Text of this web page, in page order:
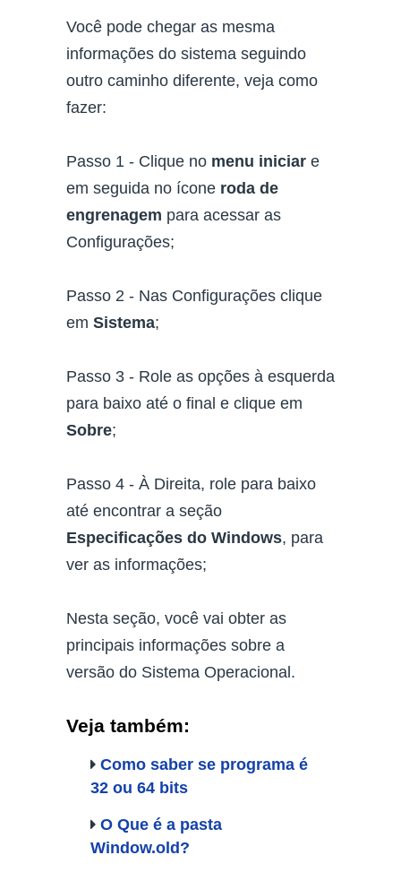
Você pode chegar as mesma
informações do sistema seguindo
outro caminho diferente, veja como
fazer:
Passo 1 - Clique no menu iniciar e
em seguida no ícone roda de
engrenagem para acessar as
Configurações;
Passo 2 - Nas Configurações clique
em Sistema;
Passo 3 - Role as opções à esquerda
para baixo até o final e clique em
Sobre;
Passo 4 - À Direita, role para baixo
até encontrar a seção
Especificações do Windows, para
ver as informações;
Nesta seção, você vai obter as
principais informações sobre a
versão do Sistema Operacional.
Veja também:
Como saber se programa é
32 ou 64 bits
O Que é a pasta
Window.old?